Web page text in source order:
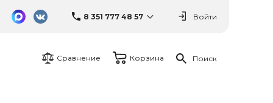
8 351 777 48 57 Войти
Сравнение Корзина Поиск